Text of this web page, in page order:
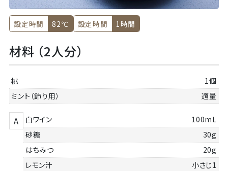
設定時間 82℃ 設定時間 1時間
材料 （2人分）
桃
1個
ミント（飾り用）
適量
A 白ワイン
100mL
砂糖
30g
はちみつ
20g
レモン汁
小さじ1